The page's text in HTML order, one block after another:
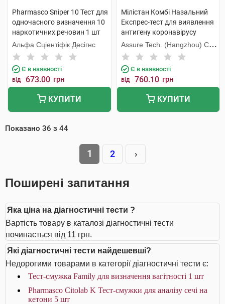
Pharmasco Sniper 10 Тест для
одночасного визначення 10
наркотичних речовин 1 шт
Альфа Сціентіфік Десігнс
Є в наявності
від 673.00 грн
КУПИТИ
Мілістан Комбі Назальний
Експрес-тест для виявлення
антигену коронавірусу
COVID-19 та грипу А/В 1 шт
Assure Tech. (Hangzhou) Co.,
Ltd.
Є в наявності
від 760.10 грн
КУПИТИ
Показано 36 з 44
1 2 ›
Поширені запитання
Яка ціна на діагностичні тести ?
Вартість товару в каталозі діагностичні тести
починається від 11 грн.
Які діагностичні тести найдешевші?
Недорогими товарами в категорії діагностичні тести є:
Тест-смужка Family для визначення вагітності 1 шт
Pharmasco Citolab K Тест-смужки для аналізу сечі на
кетони 5 шт